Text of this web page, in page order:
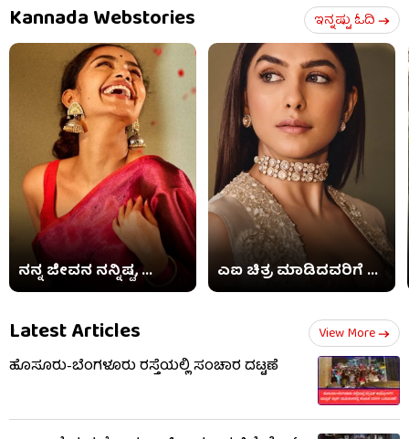
Kannada Webstories ಇನ್ನಷ್ಟು ಓದಿ
ನನ್ನ ಜೀವನ ನನ್ನಿಷ್ಟ, ... ಎಐ ಚಿತ್ರ ಮಾಡಿದವರಿಗೆ ...
Latest Articles View More
ಹೊಸೂರು-ಬೆಂಗಳೂರು ರಸ್ತೆಯಲ್ಲಿ ಸಂಚಾರ ದಟ್ಟಣೆ